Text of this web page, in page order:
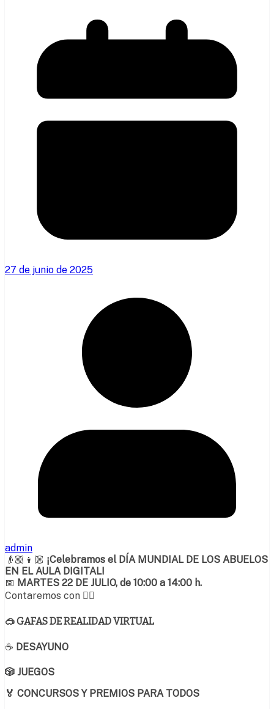
27 de junio de 2025
admin
👴🏼👦🏼 ¡Celebramos el DÍA MUNDIAL DE LOS ABUELOS
EN EL AULA DIGITAL!
📅 MARTES 22 DE JULIO, de 10:00 a 14:00 h.
Contaremos con 👇🏼
🥽GAFAS DE REALIDAD VIRTUAL
☕ DESAYUNO
🎲 JUEGOS
🏅 CONCURSOS Y PREMIOS PARA TODOS